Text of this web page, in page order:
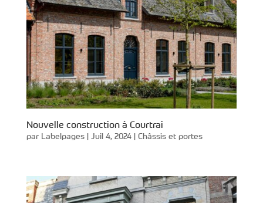
Nouvelle construction à Courtrai
par Labelpages| Juil 4, 2024| Châssis et portes